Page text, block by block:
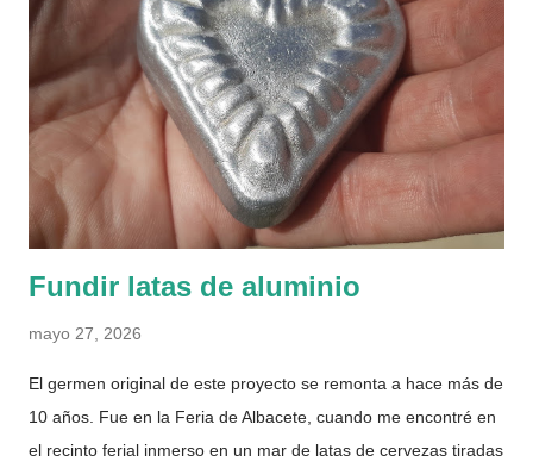
las siguientes promociones en un pedido que originalmente
costaba 120,36€ Descuentos directos en la compra 5€ por
nueva alta en la APP del móvil del Club Carrefour 5€ por
compra superior a 120€ con método de envío recogida en
hipermercado 15€ por ser el primer pedido online Descuentos
en próximas compras El 1% en el cheque ahorro del Club ...
Fundir latas de aluminio
mayo 27, 2026
El germen original de este proyecto se remonta a hace más de
10 años. Fue en la Feria de Albacete, cuando me encontré en
el recinto ferial inmerso en un mar de latas de cervezas tiradas